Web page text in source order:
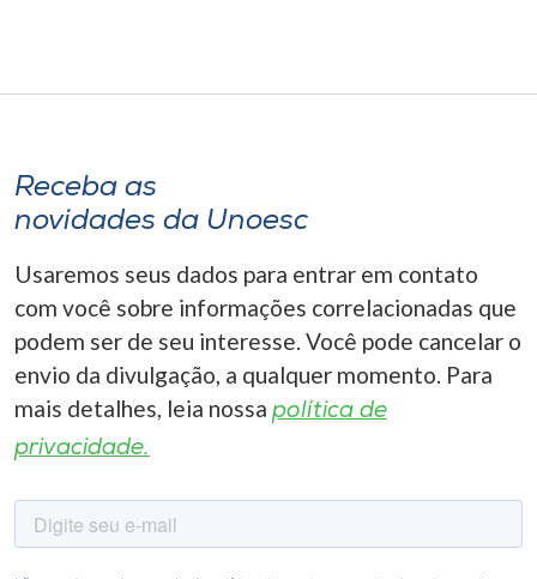
Receba as
novidades da Unoesc
Usaremos seus dados para entrar em contato
com você sobre informações correlacionadas que
podem ser de seu interesse. Você pode cancelar o
envio da divulgação, a qualquer momento. Para
mais detalhes, leia nossa política de
privacidade.